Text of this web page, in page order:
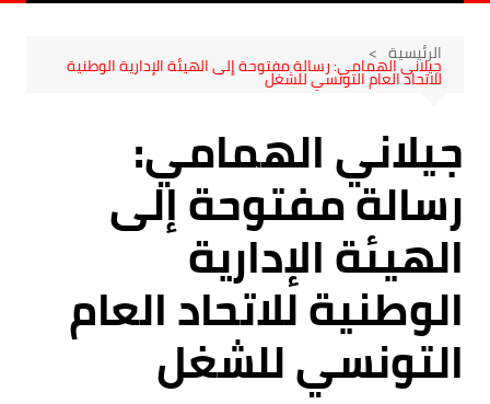
الرئيسية
جيلاني الهمامي: رسالة مفتوحة إلى الهيئة الإدارية الوطنية
للاتحاد العام التونسي للشغل
جيلاني الهمامي:
رسالة مفتوحة إلى
الهيئة الإدارية
الوطنية للاتحاد العام
التونسي للشغل